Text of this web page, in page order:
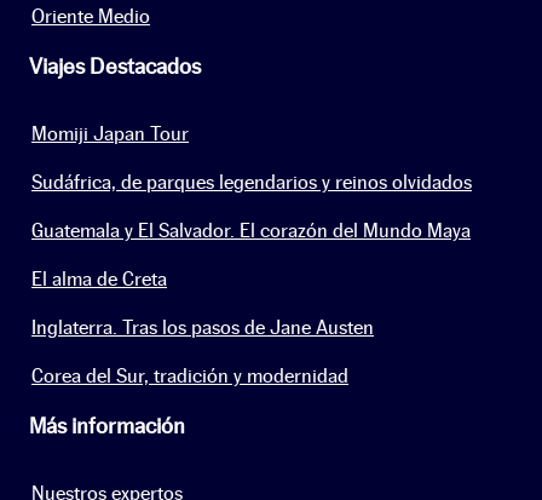
Oriente Medio
Viajes Destacados
Momiji Japan Tour
Sudáfrica, de parques legendarios y reinos olvidados
Guatemala y El Salvador. El corazón del Mundo Maya
El alma de Creta
Inglaterra. Tras los pasos de Jane Austen
Corea del Sur, tradición y modernidad
Más información
Nuestros expertos